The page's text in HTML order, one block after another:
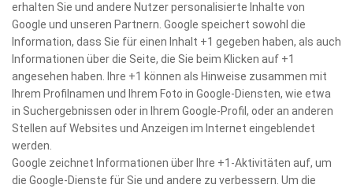
erhalten Sie und andere Nutzer personalisierte Inhalte von
Google und unseren Partnern. Google speichert sowohl die
Information, dass Sie für einen Inhalt +1 gegeben haben, als auch
Informationen über die Seite, die Sie beim Klicken auf +1
angesehen haben. Ihre +1 können als Hinweise zusammen mit
Ihrem Profilnamen und Ihrem Foto in Google-Diensten, wie etwa
in Suchergebnissen oder in Ihrem Google-Profil, oder an anderen
Stellen auf Websites und Anzeigen im Internet eingeblendet
werden.
Google zeichnet Informationen über Ihre +1-Aktivitäten auf, um
die Google-Dienste für Sie und andere zu verbessern. Um die